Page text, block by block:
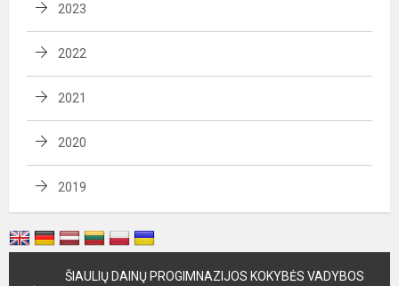
2023
2022
2021
2020
2019
ŠIAULIŲ DAINŲ PROGIMNAZIJOS KOKYBĖS VADYBOS